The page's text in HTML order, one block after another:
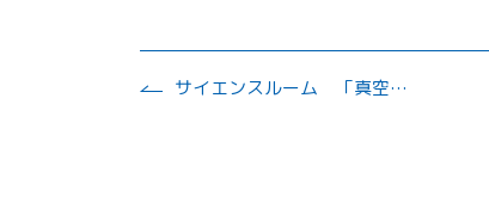
サイエンスルーム 「真空と大気」